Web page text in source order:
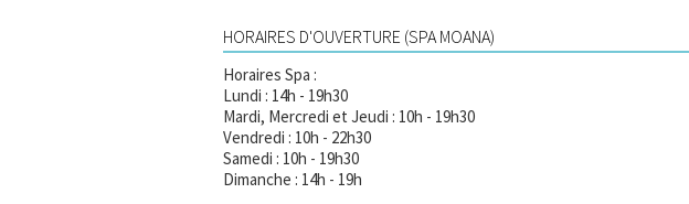
HORAIRES D'OUVERTURE (SPA MOANA)
Horaires Spa :
Lundi : 14h - 19h30
Mardi, Mercredi et Jeudi : 10h - 19h30
Vendredi : 10h - 22h30
Samedi : 10h - 19h30
Dimanche : 14h - 19h